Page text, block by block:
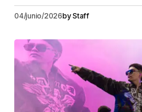
04/junio/2026byStaff